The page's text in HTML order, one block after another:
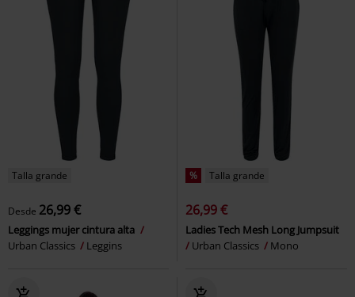
Talla grande
Desde 26,99 €
Leggings mujer cintura alta
Urban Classics
Leggins
% Talla grande
26,99 €
Ladies Tech Mesh Long Jumpsuit
Urban Classics
Mono